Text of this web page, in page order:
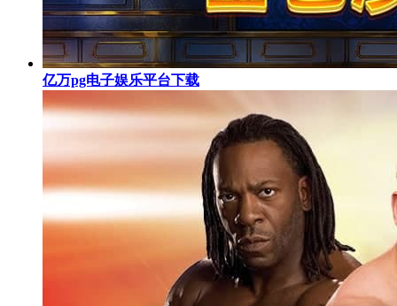
亿万pg电子娱乐平台下载